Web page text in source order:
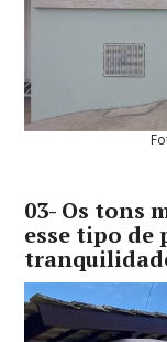
03- Os tons
esse tipo